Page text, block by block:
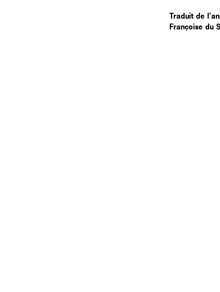
Traduit de
Françoise du